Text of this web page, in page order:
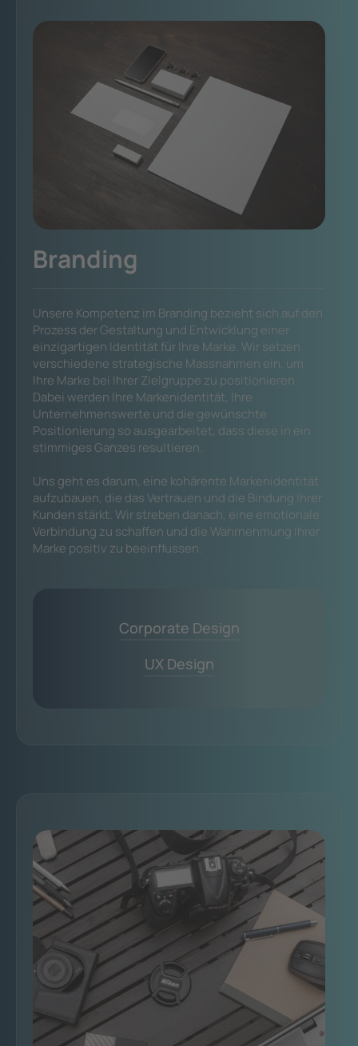
Branding
Unsere Kompetenz im Branding bezieht sich auf den
Prozess der Gestaltung und Entwicklung einer
einzigartigen Identität für Ihre Marke. Wir setzen
verschiedene strategische Massnahmen ein, um
Ihre Marke bei Ihrer Zielgruppe zu positionieren.
Dabei werden Ihre Markenidentität, Ihre
Unternehmenswerte und die gewünschte
Positionierung so ausgearbeitet, dass diese in ein
stimmiges Ganzes resultieren.
Uns geht es darum, eine kohärente Markenidentität
aufzubauen, die das Vertrauen und die Bindung Ihrer
Kunden stärkt. Wir streben danach, eine emotionale
Verbindung zu schaffen und die Wahrnehmung Ihrer
Marke positiv zu beeinflussen.
Corporate Design
UX Design